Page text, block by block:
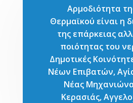
Αρμοδιότητα
Θερμαϊκού είναι η
της επάρκειας
ποιότητας του
Δημοτικές
Νέων Επιβατών,
Νέας
Κερασιάς,